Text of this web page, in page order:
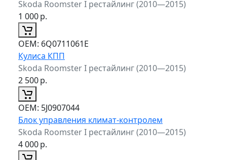
Skoda Roomster I рестайлинг (2010—2015)
1 000р.
ОЕМ: 6Q0711061E
Кулиса КПП
Skoda Roomster I рестайлинг (2010—2015)
2 500р.
ОЕМ: 5J0907044
Блок управления климат-контролем
Skoda Roomster I рестайлинг (2010—2015)
4 000р.